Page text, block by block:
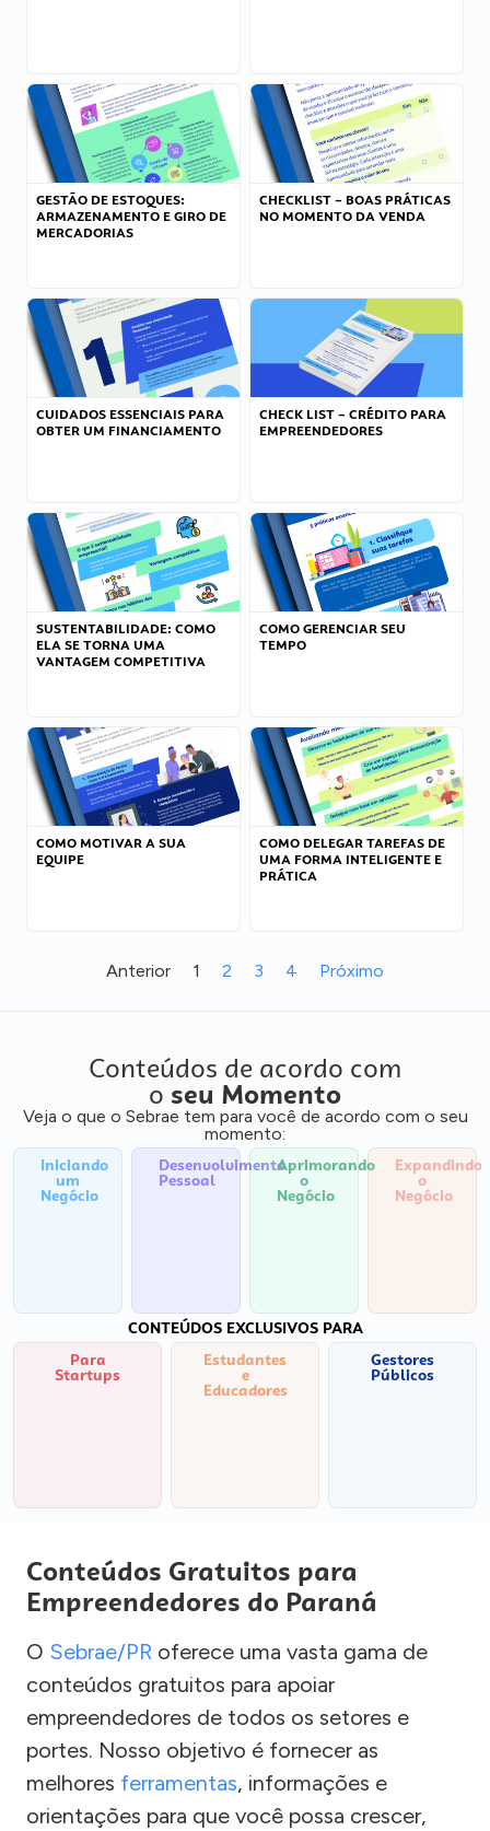
GESTÃO DE ESTOQUES:
ARMAZENAMENTO E GIRO DE
MERCADORIAS
CHECKLIST – BOAS PRÁTICAS
NO MOMENTO DA VENDA
CUIDADOS ESSENCIAIS PARA
OBTER UM FINANCIAMENTO
CHECK LIST – CRÉDITO PARA
EMPREENDEDORES
SUSTENTABILIDADE: COMO
ELA SE TORNA UMA
VANTAGEM COMPETITIVA
COMO GERENCIAR SEU
TEMPO
COMO MOTIVAR A SUA
EQUIPE
COMO DELEGAR TAREFAS DE
UMA FORMA INTELIGENTE E
PRÁTICA
Anterior 1 2 3 4 Próximo
Conteúdos de acordo com
o seu Momento
Veja o que o Sebrae tem para você de acordo com o seu
momento:
Iniciando
um
Negócio
Desenvolvimento
Pessoal
Aprimorando
o
Negócio
Expandindo
o
Negócio
CONTEÚDOS EXCLUSIVOS PARA
Para
Startups
Estudantes
e
Educadores
Gestores
Públicos
Conteúdos Gratuitos para
Empreendedores do Paraná
O Sebrae/PR oferece uma vasta gama de
conteúdos gratuitos para apoiar
empreendedores de todos os setores e
portes. Nosso objetivo é fornecer as
melhores ferramentas, informações e
orientações para que você possa crescer,